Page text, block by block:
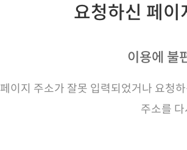
요청하신 페
이용에 불
페이지 주소가 잘못 입력되었거나 요청
주소를